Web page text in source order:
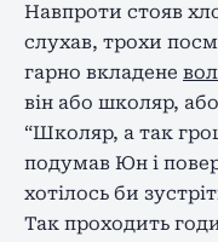
Навпроти стояв
слухав, трохи
гарно вкладене
він або школяр,
“Школяр, а так
подумав Юн і
хотілось би
Так проходить